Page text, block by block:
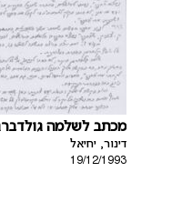
מכתב לשלמה
דינור, יחיאל
19/12/1993